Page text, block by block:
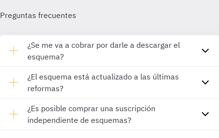
Preguntas frecuentes
¿Se me va a cobrar por darle a descargar el
esquema?
¿El esquema está actualizado a las últimas
reformas?
¿Es posible comprar una suscripción
independiente de esquemas?